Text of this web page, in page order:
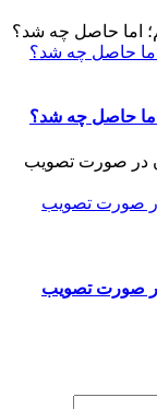
اما حاصل چه شد؟
اما حاصل چه شد؟
در صورت تصویب
در صورت تصویب